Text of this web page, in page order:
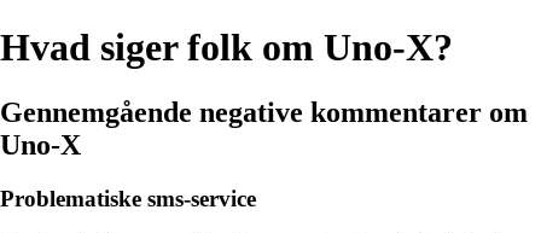
Hvad siger folk om Uno-X?
Gennemgående negative kommentarer om
Uno-X
Problematiske sms-service